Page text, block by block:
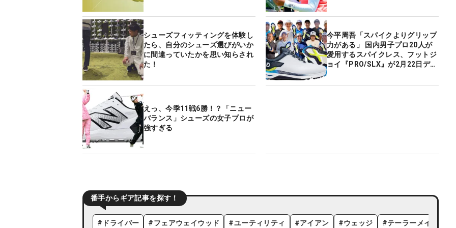
シューズフィッティングを体験し
たら、自分のシューズ選びがいか
に間違っていたかを思い知らされ
た！
今平周吾「スパイクよりグリップ
力がある」 国内男子プロ20人が
愛用するスパイクレス、フットジ
ョイ『PRO/SLX』が2月22日デビ
えっ、今季11戦6勝！？「ニュー
バランス」シューズの女子プロが
強すぎる
番手からギア記事を探す！
# ドライバー #フェアウェイウッド #ユーティリティ #アイアン #ウェッジ #テーラーメイド